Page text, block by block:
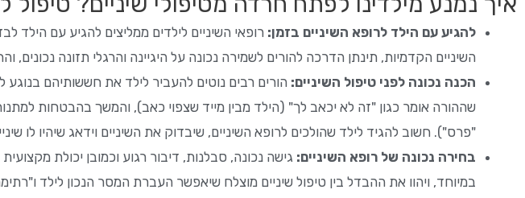
להגיע עם הילד לרופא השיניים בזמן: רופאי השיניים לילדים ממליצים להגיע עם
השיניים הקדמיות, תינתן הדרכה להורים לשמירה נכונה על היגיינה והרגלי תזונה
הכנה נכונה לפני טיפול השיניים: הורים רבים נוטים להעביר לילד את חששותיהם
שההורה אומר כגון "זה לא יכאב לך" (הילד מבין מייד שצפוי כאב), והמשך בהבטחות
"פרס"). חשוב להגיד לילד שהולכים לרופא השיניים, שיבדוק את השיניים וידאג שיהיו לו
בחירה נכונה של רופא השיניים: גישה נכונה, סבלנות, דיבור רגוע וכמובן יכולת
במיוחד, ויהוו את ההבדל בין טיפול שיניים מוצלח שיאפשר העברת המסר הנכון לילד